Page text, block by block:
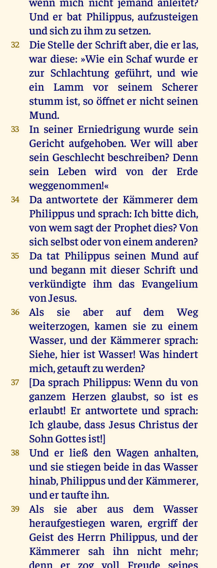
Und er bat Philippus, aufzusteigen
undsichzuihmzusetzen.
32 Die Stelle der Schriftaber,die erlas,
war diese: »Wie ein Schaf wurde er
zur Schlachtung geführt,und wie
ein
Lamm vor seinem
Scherer
stumm ist, so öffneter nicht seinen
Mund.
33 In seinerErniedrigungwurde sein
Gericht aufgehoben.Wer will aber
sein Geschlechtbeschreiben? Denn
sein
Leben wird von der
Erde
weggenommen!«
34 Da antwortete der Kämmerer dem
Philippusund sprach: Ichbitte dich,
vonwem sagtder Prophetdies?Von
sichselbstodervoneinemanderen?
35 Da tat Philippus seinen Mund auf
undbegannmit dieser Schrift und
verkündigte ihm das Evangelium
vonJesus.
36 Als sie aber auf dem
Weg
weiterzogen,kamen sie zu einem
Wasser, und der Kämmerer sprach:
Siehe, hier ist Wasser!Was hindert
mich,getauftzuwerden?
37 [Da sprach Philippus:Wenn du von
ganzem Herzen glaubst, so ist es
erlaubt! Er antwortete und sprach:
Ich glaube, dass Jesus Christus der
SohnGottesist!]
38 Und er ließ den Wagen anhalten,
und sie stiegen beide indas Wasser
hinab,PhilippusundderKämmerer,
undertaufteihn.
39 Als sie aber aus dem
Wasser
heraufgestiegenwaren, ergriff der
Geist des Herrn Philippus, und der
Kämmerer
sah ihn nicht mehr;
denn er zog voll Freude seines